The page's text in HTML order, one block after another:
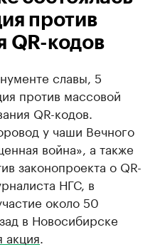
против
QR-кодов
славы, 5
против массовой
QR-кодов.
у чаши Вечного
война», а также
законопроекта о QR-
НГС, в
около 50
в Новосибирске
акция